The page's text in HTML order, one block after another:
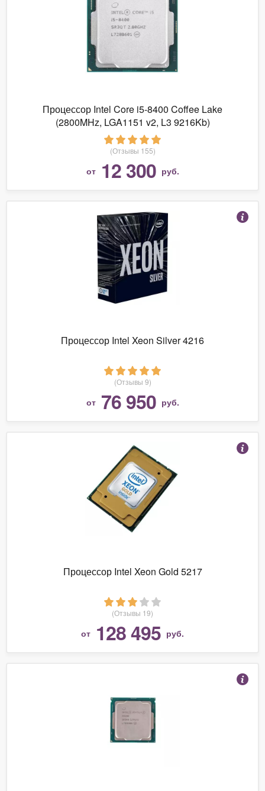
Процессор Intel Core i5-8400 Coffee Lake
(2800MHz, LGA1151 v2, L3 9216Kb)
(Отзывы 155)
от 12 300 руб.
Процессор Intel Xeon Silver 4216
(Отзывы 9)
от 76 950 руб.
Процессор Intel Xeon Gold 5217
(Отзывы 19)
от 128 495 руб.